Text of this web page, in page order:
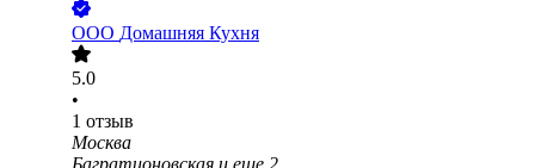
ООО Домашняя Кухня
5.0
•
1 отзыв
Москва